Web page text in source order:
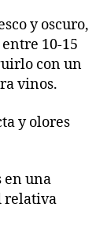
y oscuro,
10-15
con un
vinos.
y olores
en una
relativa